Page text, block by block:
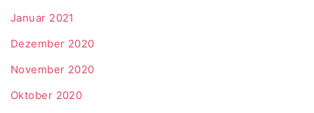
Januar 2021
Dezember 2020
November 2020
Oktober 2020